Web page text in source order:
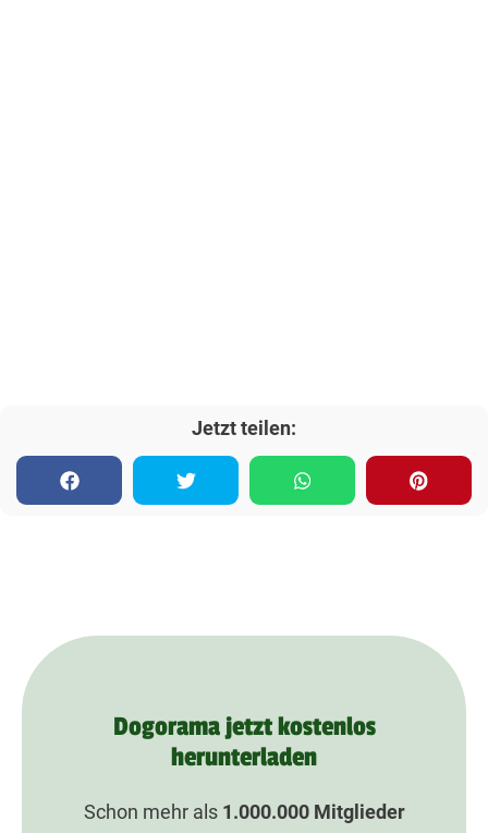
Jetzt teilen:
Dogorama jetzt kostenlos
herunterladen
Schon mehr als 1.000.000Mitglieder